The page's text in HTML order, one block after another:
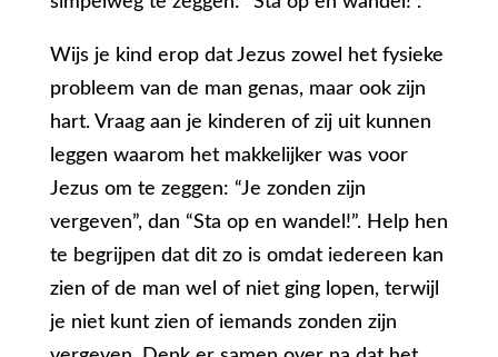
Wijs je kind erop dat Jezus zowel het fysieke
probleem van de man genas, maar ook zijn
hart. Vraag aan je kinderen of zij uit kunnen
leggen waarom het makkelijker was voor
Jezus om te zeggen: “Je zonden zijn
vergeven”, dan “Sta op en wandel!”. Help hen
te begrijpen dat dit zo is omdat iedereen kan
zien of de man wel of niet ging lopen, terwijl
je niet kunt zien of iemands zonden zijn